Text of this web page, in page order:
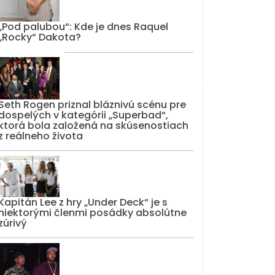
palubou“: Kde je dnes Raquel
Dakota?
Rogen priznal bláznivú scénu pre
v kategórii „Superbad“,
bola založená na skúsenostiach
reálneho života
Lee z hry „Under Deck“ je s
členmi posádky absolútne